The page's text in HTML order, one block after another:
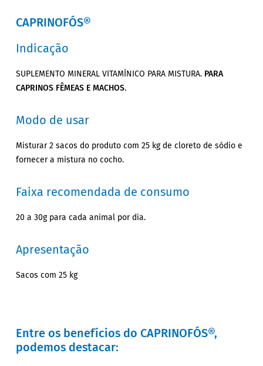
CAPRINOFÓS®
Indicação
SUPLEMENTO MINERAL VITAMÍNICO PARA MISTURA. PARA
CAPRINOS FÊMEAS E MACHOS.
Modo de usar
Misturar 2 sacos do produto com 25 kg de cloreto de sódio e
fornecer a mistura no cocho.
Faixa recomendada de consumo
20 a 30g para cada animal por dia.
Apresentação
Sacos com 25 kg
Entre os benefícios do CAPRINOFÓS®,
podemos destacar: